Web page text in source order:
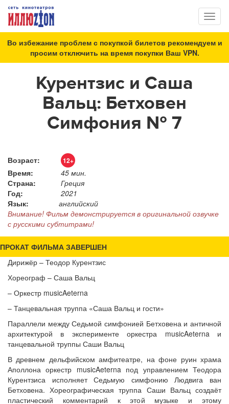
Во избежание проблем с покупкой билетов рекомендуем и
просим отключить на время покупки Ваш VPN.
Курентзис и Саша
Вальц: Бетховен
Симфония № 7
Возраст: 12+
Время:
45 мин.
Страна:
Греция
Год:
2021
Язык:
английский
Внимание! Фильм демонстрируется в оригинальной озвучке
с русскими субтитрами!
ПРОКАТ ФИЛЬМА ЗАВЕРШЕН
Дирижёр – Теодор Курентзис
Хореограф – Саша Вальц
– Оркестр musicAeterna
– Танцевальная труппа «Саша Вальц и гости»
Параллели между Седьмой симфонией Бетховена и античной
архитектурой в эксперименте оркестра musicAeterna и
танцевальной труппы Саши Вальц
В древнем дельфийском амфитеатре, на фоне руин храма
Аполлона оркестр musicAeterna под управлением Теодора
Курентзиса исполняет Седьмую симфонию Людвига ван
Бетховена. Хореографическая труппа Саши Вальц создаёт
пластический комментарий к этой музыке и этому